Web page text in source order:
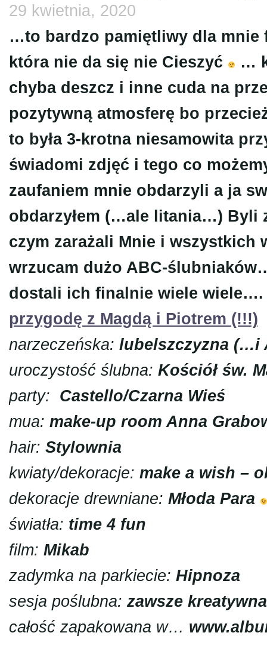
29 kwietnia, 2020
…to bardzo pamiętliwy dla mnie
która nie da się nie Cieszyć
…
chyba deszcz i inne cuda na
pozytywną atmosferę bo
to była 3-krotna niesamowita
świadomi zdjęć i tego co
zaufaniem mnie obdarzyli a ja
obdarzyłem (…ale litania…) Byli
czym zarażali Mnie i wszystkich
wrzucam dużo ABC-
dostali ich finalnie wiele
przygodę z Magdą i Piotrem (!!!)
narzeczeńska: lubelszczyzna (…i
uroczystość ślubna: Kościół św.
party: Castello/Czarna Wieś
mua: make-up room Anna
hair: Stylownia
kwiaty/dekoracje: make a wish –
dekoracje drewniane: Młoda Para
światła: time 4 fun
film: Mikab
zadymka na parkiecie: Hipnoza
sesja poślubna: zawsze
całość zapakowana w…